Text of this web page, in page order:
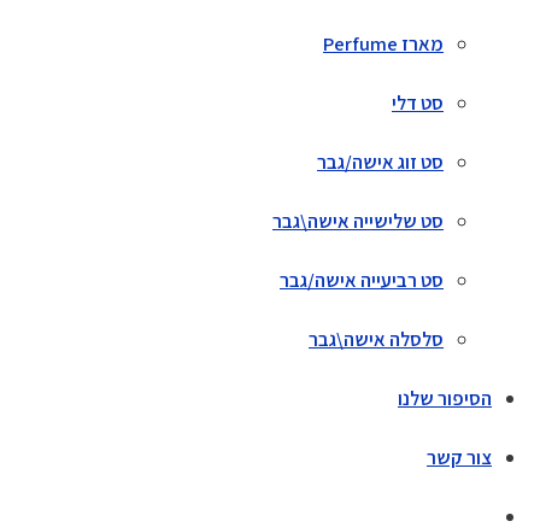
מארז Perfume
סט דלי
סט זוג אישה/גבר
סט שלישייה אישה\גבר
סט רביעייה אישה/גבר
סלסלה אישה\גבר
הסיפור שלנו
צור קשר